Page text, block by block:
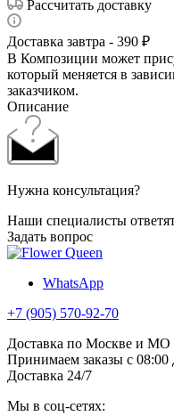
Рассчитать доставку
Доставка завтра - 390 ₽
В Композиции может
который меняется в
заказчиком.
Описание
Нужна консультация?
Наши специалисты
Задать вопрос
WhatsApp
+7 (905) 570-92-70
Доставка по Москве и МО
Принимаем заказы с 08:00
Доставка 24/7
Мы в соц-сетях: